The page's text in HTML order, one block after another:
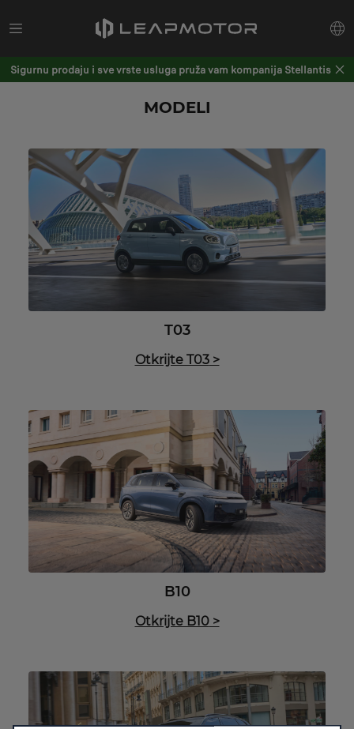
Sigurnu prodaju i sve vrste usluga pruža vam kompanija Stellantis
MODELI
T03
Otkrijte T03>
B10
Otkrijte B10>